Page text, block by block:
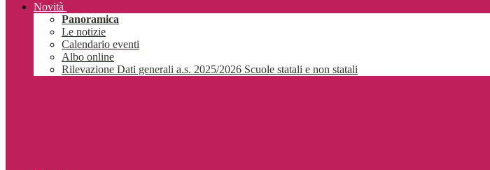
Novità
Panoramica
Le notizie
Calendario eventi
Albo online
Rilevazione Dati generali a.s. 2025/2026 Scuole statali e non statali